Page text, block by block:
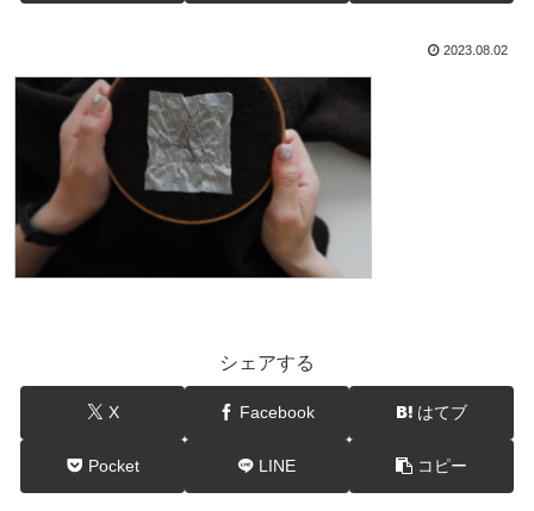
2023.08.02
シェアする
X Facebook はてブ
Pocket LINE コピー